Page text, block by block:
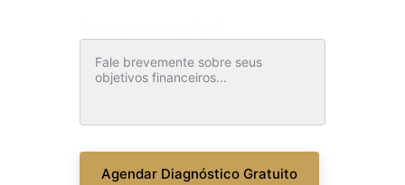
Agendar Diagnóstico Gratuito